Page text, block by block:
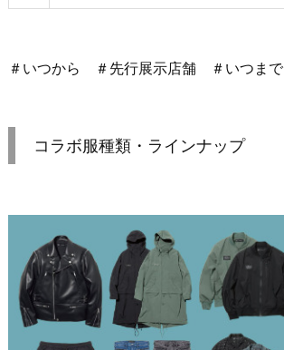
＃いつから ＃先行展示店舗 ＃いつまで
コラボ服種類・ラインナップ